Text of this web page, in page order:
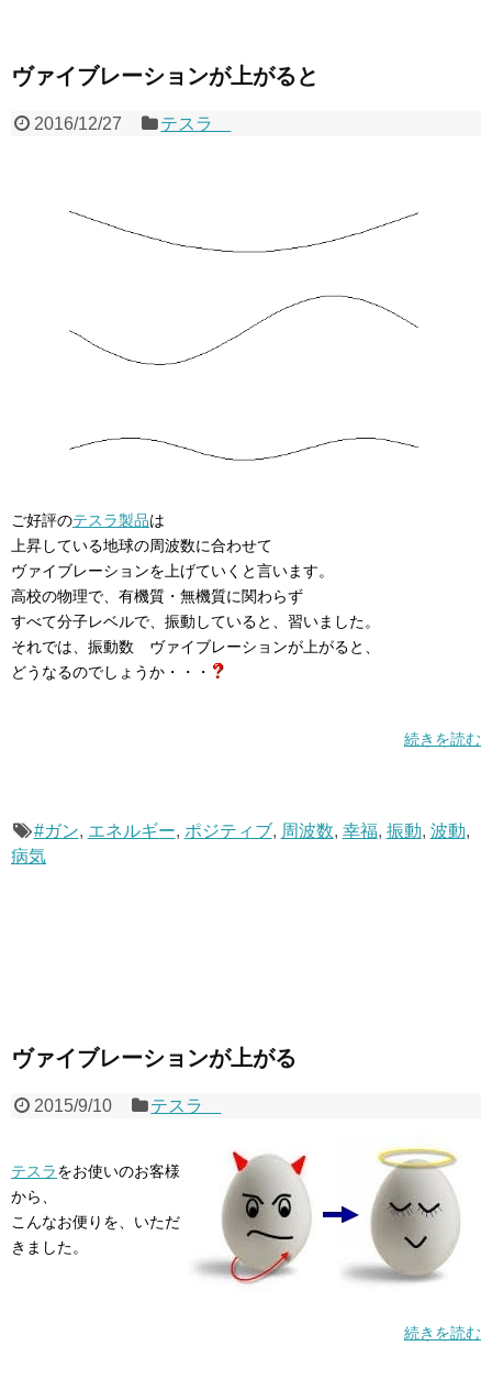
ヴァイブレーションが上がると
2016/12/27 テスラ
ご好評のテスラ製品は
上昇している地球の周波数に合わせて
ヴァイブレーションを上げていくと言います。
高校の物理で、有機質・無機質に関わらず
すべて分子レベルで、振動していると、習いました。
それでは、振動数 ヴァイブレーションが上がると、
どうなるのでしょうか・・・
続きを読む
#ガン, エネルギー, ポジティブ, 周波数, 幸福, 振動, 波動,
病気
ヴァイブレーションが上がる
2015/9/10 テスラ
テスラをお使いのお客様
から、
こんなお便りを、いただ
きました。
続きを読む